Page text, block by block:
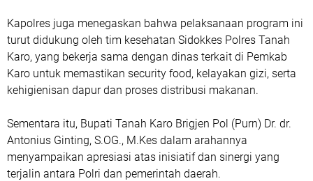
Kapolres juga menegaskan bahwa pelaksanaan program ini
turut didukung oleh tim kesehatan Sidokkes Polres Tanah
Karo, yang bekerja sama dengan dinas terkait di Pemkab
Karo untuk memastikan security food, kelayakan gizi, serta
kehigienisan dapur dan proses distribusi makanan.
Sementara itu, Bupati Tanah Karo Brigjen Pol (Purn) Dr. dr.
Antonius Ginting, S.OG., M.Kes dalam arahannya
menyampaikan apresiasi atas inisiatif dan sinergi yang
terjalin antara Polri dan pemerintah daerah.